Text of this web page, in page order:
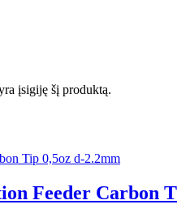
įsigiję šį produktą.
Feeder Carbon